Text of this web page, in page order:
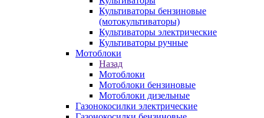
Культиваторы бензиновые
(мотокультиваторы)
Культиваторы электрические
Культиваторы ручные
Мотоблоки
Назад
Мотоблоки
Мотоблоки бензиновые
Мотоблоки дизельные
Газонокосилки электрические